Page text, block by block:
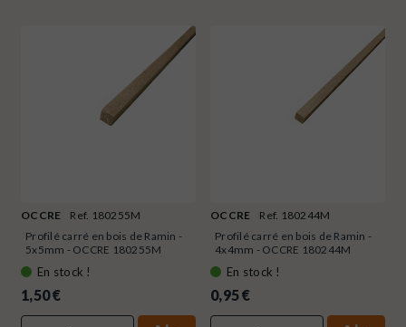
OCCRE
Ref. 180255M
Profilé carré en bois de Ramin -
5x5mm - OCCRE 180255M
En stock !
1,50 €
OCCRE
Ref. 180244M
Profilé carré en bois de Ramin -
4x4mm - OCCRE 180244M
En stock !
0,95 €